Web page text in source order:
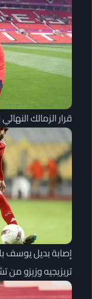
قرار الزمالك
إصابة بديل يوسف
تريزيجيه وزيزو من